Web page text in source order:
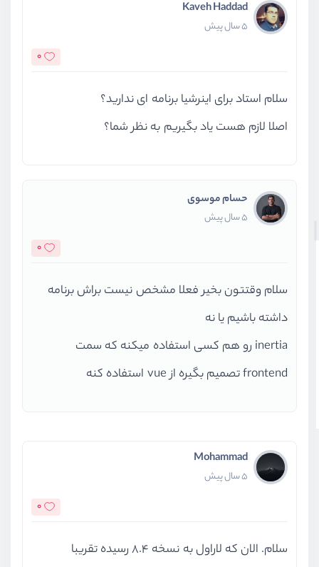
Kaveh Haddad
5 سال پیش
0
سلام استاد برای اینرشیا برنامه ای ندارید؟
اصلا لازم هست یاد بگیریم به نظر شما؟
حسام موسوی
5 سال پیش
0
سلام وقتتون بخیر فعلا مشخص نیست براش برنامه
داشته باشیم یا نه
inertia رو هم کسی استفاده میکنه که سمت
frontend تصمیم بگیره از vue استفاده کنه
Mohammad
5 سال پیش
0
سلام. الان که لاراول به نسخه 8.4 رسیده تقریبا